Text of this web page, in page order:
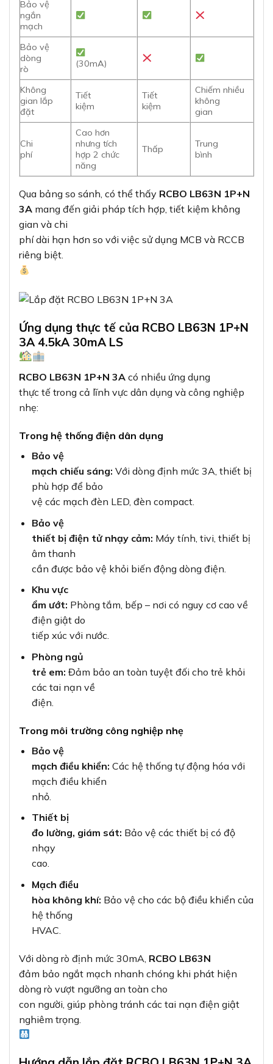
Bảo vệ
ngắn
mạch
Bảo vệ
dòng
rò
(30mA)
Không
gian lắp
đặt
Tiết
kiệm
Tiết
kiệm
Chiếm nhiều
không
gian
Chi
phí
Cao hơn
nhưng tích
hợp 2 chức
năng
Thấp
Trung
bình
Qua bảng so sánh, có thể thấy RCBO LB63N 1P+N
3A mang đến giải pháp tích hợp, tiết kiệm không
gian và chi
phí dài hạn hơn so với việc sử dụng MCB và RCCB
riêng biệt.
Ứng dụng thực tế của RCBO LB63N 1P+N
3A 4.5kA 30mA LS
RCBO LB63N 1P+N 3A có nhiều ứng dụng
thực tế trong cả lĩnh vực dân dụng và công nghiệp
nhẹ:
Trong hệ thống điện dân dụng
Bảo vệ
mạch chiếu sáng: Với dòng định mức 3A, thiết bị
phù hợp để bảo
vệ các mạch đèn LED, đèn compact.
Bảo vệ
thiết bị điện tử nhạy cảm: Máy tính, tivi, thiết bị
âm thanh
cần được bảo vệ khỏi biến động dòng điện.
Khu vực
ẩm ướt: Phòng tắm, bếp – nơi có nguy cơ cao về
điện giật do
tiếp xúc với nước.
Phòng ngủ
trẻ em: Đảm bảo an toàn tuyệt đối cho trẻ khỏi
các tai nạn về
điện.
Trong môi trường công nghiệp nhẹ
Bảo vệ
mạch điều khiển: Các hệ thống tự động hóa với
mạch điều khiển
nhỏ.
Thiết bị
đo lường, giám sát: Bảo vệ các thiết bị có độ
nhạy
cao.
Mạch điều
hòa không khí: Bảo vệ cho các bộ điều khiển của
hệ thống
HVAC.
Với dòng rò định mức 30mA, RCBO LB63N
đảm bảo ngắt mạch nhanh chóng khi phát hiện
dòng rò vượt ngưỡng an toàn cho
con người, giúp phòng tránh các tai nạn điện giật
nghiêm trọng.